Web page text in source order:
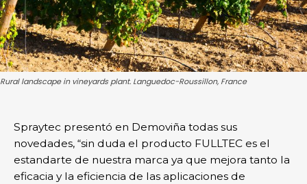
Rural landscape in vineyards plant. Languedoc-Roussillon, France
Spraytec presentó en Demoviña todas sus
novedades, “sin duda el producto FULLTEC es el
estandarte de nuestra marca ya que mejora tanto la
eficacia y la eficiencia de las aplicaciones de